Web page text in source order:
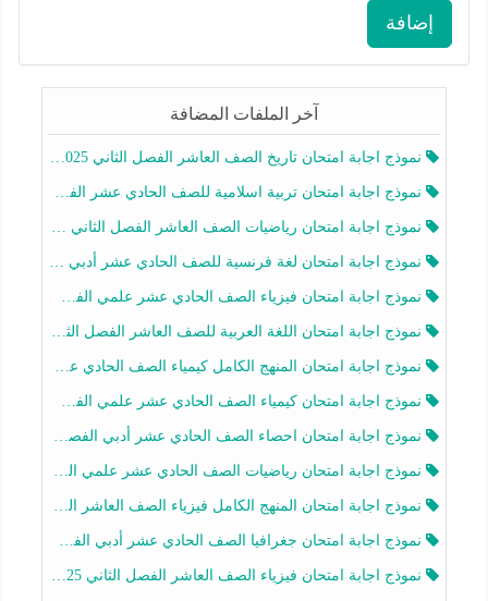
إضافة
آخر الملفات المضافة
نموذج اجابة امتحان تاريخ الصف العاشر الفصل الثاني 2025-2026
نموذج اجابة امتحان تربية اسلامية للصف الحادي عشر الفصل الثاني 2025-2026
نموذج اجابة امتحان رياضيات الصف العاشر الفصل الثاني 2025-2026
نموذج اجابة امتحان لغة فرنسية للصف الحادي عشر أدبي الفصل الثاني 2025-2026
نموذج اجابة امتحان فيزياء الصف الحادي عشر علمي الفصل الثاني 2025-2026
نموذج اجابة امتحان اللغة العربية للصف العاشر الفصل الثاني 2025-2026
نموذج اجابة امتحان المنهج الكامل كيمياء الصف الحادي عشر علمي الفصل الثاني 2025-2026
نموذج اجابة امتحان كيمياء الصف الحادي عشر علمي الفصل الثاني 2025-2026
نموذج اجابة امتحان احصاء الصف الحادي عشر أدبي الفصل الثاني 2025-2026
نموذج اجابة امتحان رياضيات الصف الحادي عشر علمي الفصل الثاني 2025-2026
نموذج اجابة امتحان المنهج الكامل فيزياء الصف العاشر الفصل الثاني 2025-2026
نموذج اجابة امتحان جغرافيا الصف الحادي عشر أدبي الفصل الثاني 2025-2026
نموذج اجابة امتحان فيزياء الصف العاشر الفصل الثاني 2025-2026